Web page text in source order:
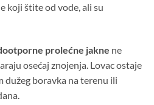
koji štite od vode, ali su
prolećne jakne ne
osećaj znojenja. Lovac ostaje
dužeg boravka na terenu ili